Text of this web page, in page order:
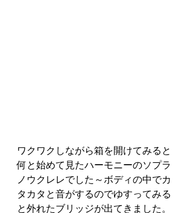
ワクワクしながら箱を開けてみると
何と始めて見たハーモニーのソプラ
ノウクレレでした～ボディの中でカ
タカタと音がするのでゆすってみる
と外れたブリッジが出てきました。